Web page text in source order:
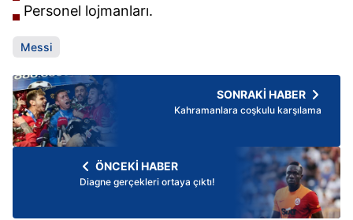
Personel lojmanları.
Messi
SONRAKİ HABER
Kahramanlara coşkulu karşılama
ÖNCEKİ HABER
Diagne gerçekleri ortaya çıktı!